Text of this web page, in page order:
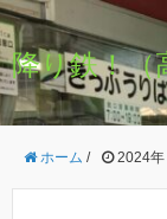
降り鉄！（
ホーム / 2024年